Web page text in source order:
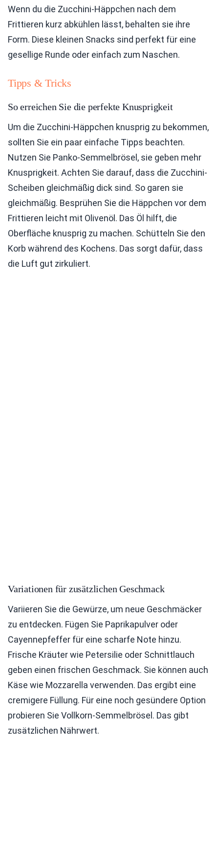
Wenn du die Zucchini-Häppchen nach dem
Frittieren kurz abkühlen lässt, behalten sie ihre
Form. Diese kleinen Snacks sind perfekt für eine
gesellige Runde oder einfach zum Naschen.
Tipps & Tricks
So erreichen Sie die perfekte Knusprigkeit
Um die Zucchini-Häppchen knusprig zu bekommen,
sollten Sie ein paar einfache Tipps beachten.
Nutzen Sie Panko-Semmelbrösel, sie geben mehr
Knusprigkeit. Achten Sie darauf, dass die Zucchini-
Scheiben gleichmäßig dick sind. So garen sie
gleichmäßig. Besprühen Sie die Häppchen vor dem
Frittieren leicht mit Olivenöl. Das Öl hilft, die
Oberfläche knusprig zu machen. Schütteln Sie den
Korb während des Kochens. Das sorgt dafür, dass
die Luft gut zirkuliert.
Variationen für zusätzlichen Geschmack
Variieren Sie die Gewürze, um neue Geschmäcker
zu entdecken. Fügen Sie Paprikapulver oder
Cayennepfeffer für eine scharfe Note hinzu.
Frische Kräuter wie Petersilie oder Schnittlauch
geben einen frischen Geschmack. Sie können auch
Käse wie Mozzarella verwenden. Das ergibt eine
cremigere Füllung. Für eine noch gesündere Option
probieren Sie Vollkorn-Semmelbrösel. Das gibt
zusätzlichen Nährwert.